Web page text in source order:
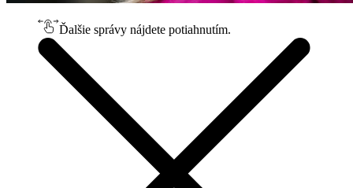
Ďalšie správy nájdete potiahnutím.